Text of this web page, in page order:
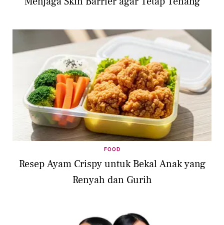
FOOD
Resep Ayam Crispy untuk Bekal Anak yang
Renyah dan Gurih